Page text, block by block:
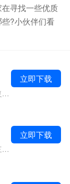
寻找一些优质
?小伙伴们看
《骷髅传奇》手游是一款充满复古风情的高爆传奇游戏,让玩家重温经典,体验激情战斗和刺激冒险。游戏采用精美的像素画风,带来怀旧的视觉享受,同时融合了现代游戏元素,为玩家打造全新的游戏体验骷髅传奇游戏亮点：多职业...
立即下载
《远征将士手游》是一款机甲三国放置卡牌手游。集策略、战斗割草于一体，全新战斗机制，专属战略定位，轻松爽感再升级。主公将通过百变阵容，经历各种冒险奇遇，快速战斗无限挑战。超良心抽卡机制，开局送百抽，全武将自定义养成，打...
立即下载